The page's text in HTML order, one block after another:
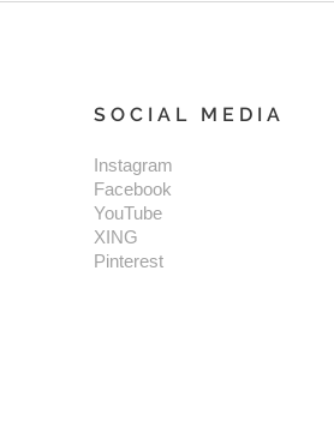
SOCIAL MEDIA
Instagram
Facebook
YouTube
XING
Pinterest